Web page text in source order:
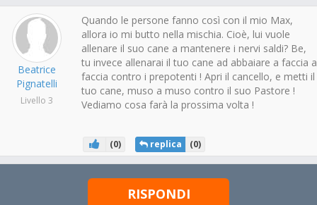
Beatrice
Pignatelli
Livello 3
Quando le persone fanno così con il mio Max,
allora io mi butto nella mischia. Cioè, lui vuole
allenare il suo cane a mantenere i nervi saldi? Be,
tu invece allenarai il tuo cane ad abbaiare a faccia a
faccia contro i prepotenti ! Apri il cancello, e metti il
tuo cane, muso a muso contro il suo Pastore !
Vediamo cosa farà la prossima volta !
(0) replica (0)
RISPONDI